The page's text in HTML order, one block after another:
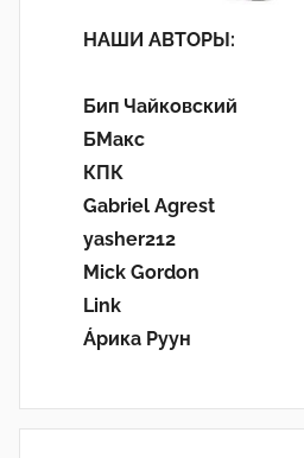
НАШИ АВТОРЫ:
Бип Чайковский
БМакс
КПК
Gabriel Agrest
yasher212
Mick Gordon
Link
Áрика Руун